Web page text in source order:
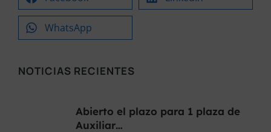
WhatsApp
NOTICIAS RECIENTES
Abierto el plazo para 1 plaza de
Auxiliar…